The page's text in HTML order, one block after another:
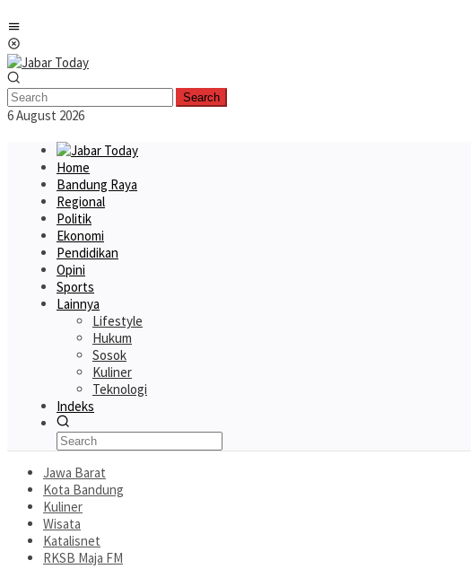
to
content
Search
6 August 2026
Home
Bandung Raya
Regional
Politik
Ekonomi
Pendidikan
Opini
Sports
Lainnya
Lifestyle
Hukum
Sosok
Kuliner
Teknologi
Indeks
Jawa Barat
Kota Bandung
Kuliner
Wisata
Katalisnet
RKSB Maja FM